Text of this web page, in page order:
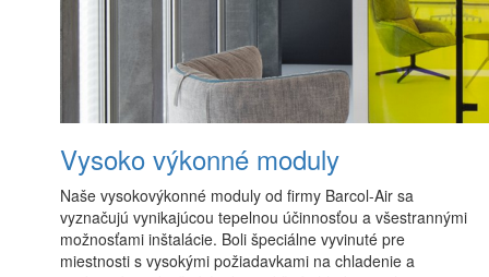
Vysoko výkonné moduly
Naše vysokovýkonné moduly od firmy Barcol-Air sa
vyznačujú vynikajúcou tepelnou účinnosťou a všestrannými
možnosťami inštalácie. Boli špeciálne vyvinuté pre
miestnosti s vysokými požiadavkami na chladenie a